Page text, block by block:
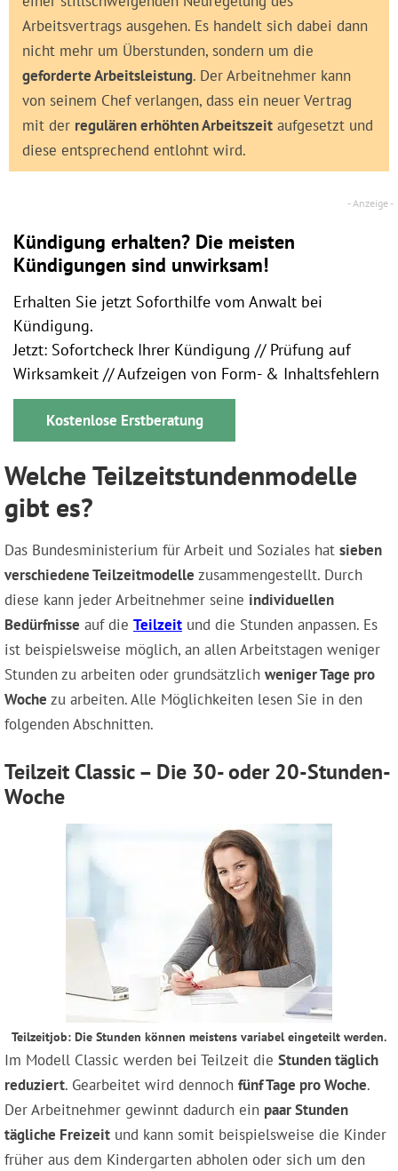
Arbeitsvertrags ausgehen. Es handelt sich dabei dann
nicht mehr um Überstunden, sondern um die
geforderte Arbeitsleistung. Der Arbeitnehmer kann
von seinem Chef verlangen, dass ein neuer Vertrag
mit der regulären erhöhten Arbeitszeit aufgesetzt und
diese entsprechend entlohnt wird.
Kündigung erhalten? Die meisten
Kündigungen sind unwirksam!
Erhalten Sie jetzt Soforthilfe vom Anwalt bei
Kündigung.
Jetzt: Sofortcheck Ihrer Kündigung // Prüfung auf
Wirksamkeit // Aufzeigen von Form- & Inhaltsfehlern
Kostenlose Erstberatung
Welche Teilzeitstundenmodelle
gibt es?
Das Bundesministerium für Arbeit und Soziales hat sieben
verschiedene Teilzeitmodelle zusammengestellt. Durch
diese kann jeder Arbeitnehmer seine individuellen
Bedürfnisse auf die Teilzeit und die Stunden anpassen. Es
ist beispielsweise möglich, an allen Arbeitstagen weniger
Stunden zu arbeiten oder grundsätzlich weniger Tage pro
Woche zu arbeiten. Alle Möglichkeiten lesen Sie in den
folgenden Abschnitten.
Teilzeit Classic – Die 30- oder 20-Stunden-
Woche
Teilzeitjob: Die Stunden können meistens variabel eingeteilt werden.
Im Modell Classic werden bei Teilzeit die Stunden täglich
reduziert. Gearbeitet wird dennoch fünf Tage pro Woche.
Der Arbeitnehmer gewinnt dadurch ein paar Stunden
tägliche Freizeit und kann somit beispielsweise die Kinder
früher aus dem Kindergarten abholen oder sich um den